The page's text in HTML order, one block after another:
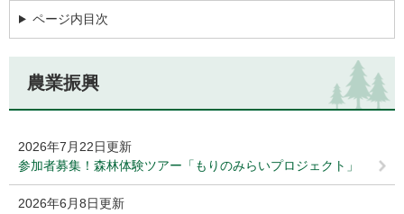
ページ内目次
農業振興
2026年7月22日更新
参加者募集！森林体験ツアー「もりのみらいプロジェクト」
2026年6月8日更新